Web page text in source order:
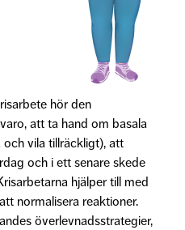
hör den
att ta hand om basala
vila tillräckligt), att
och i ett senare skede
hjälper till med
normalisera reaktioner.
överlevnadsstrategier,